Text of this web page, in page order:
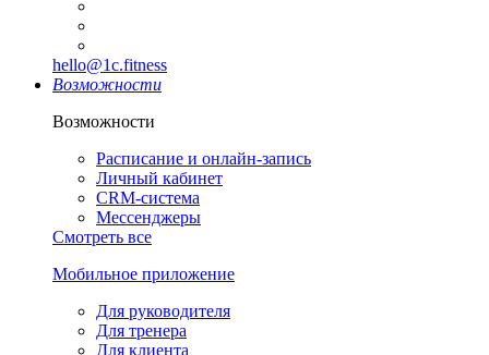
hello@1c.fitness
Возможности
Возможности
Расписание и онлайн-запись
Личный кабинет
CRM-система
Мессенджеры
Смотреть все
Мобильное приложение
Для руководителя
Для тренера
Для клиента